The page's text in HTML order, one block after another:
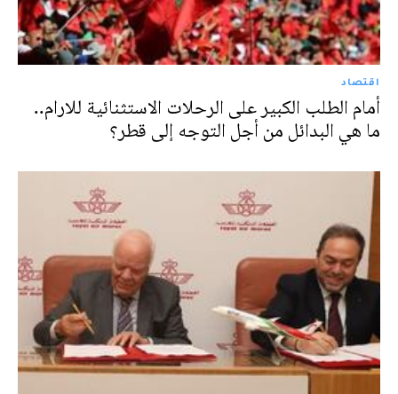
اقتصاد
أمام الطلب الكبير على الرحلات الاستثنائية للارام..
ما هي البدائل من أجل التوجه إلى قطر؟